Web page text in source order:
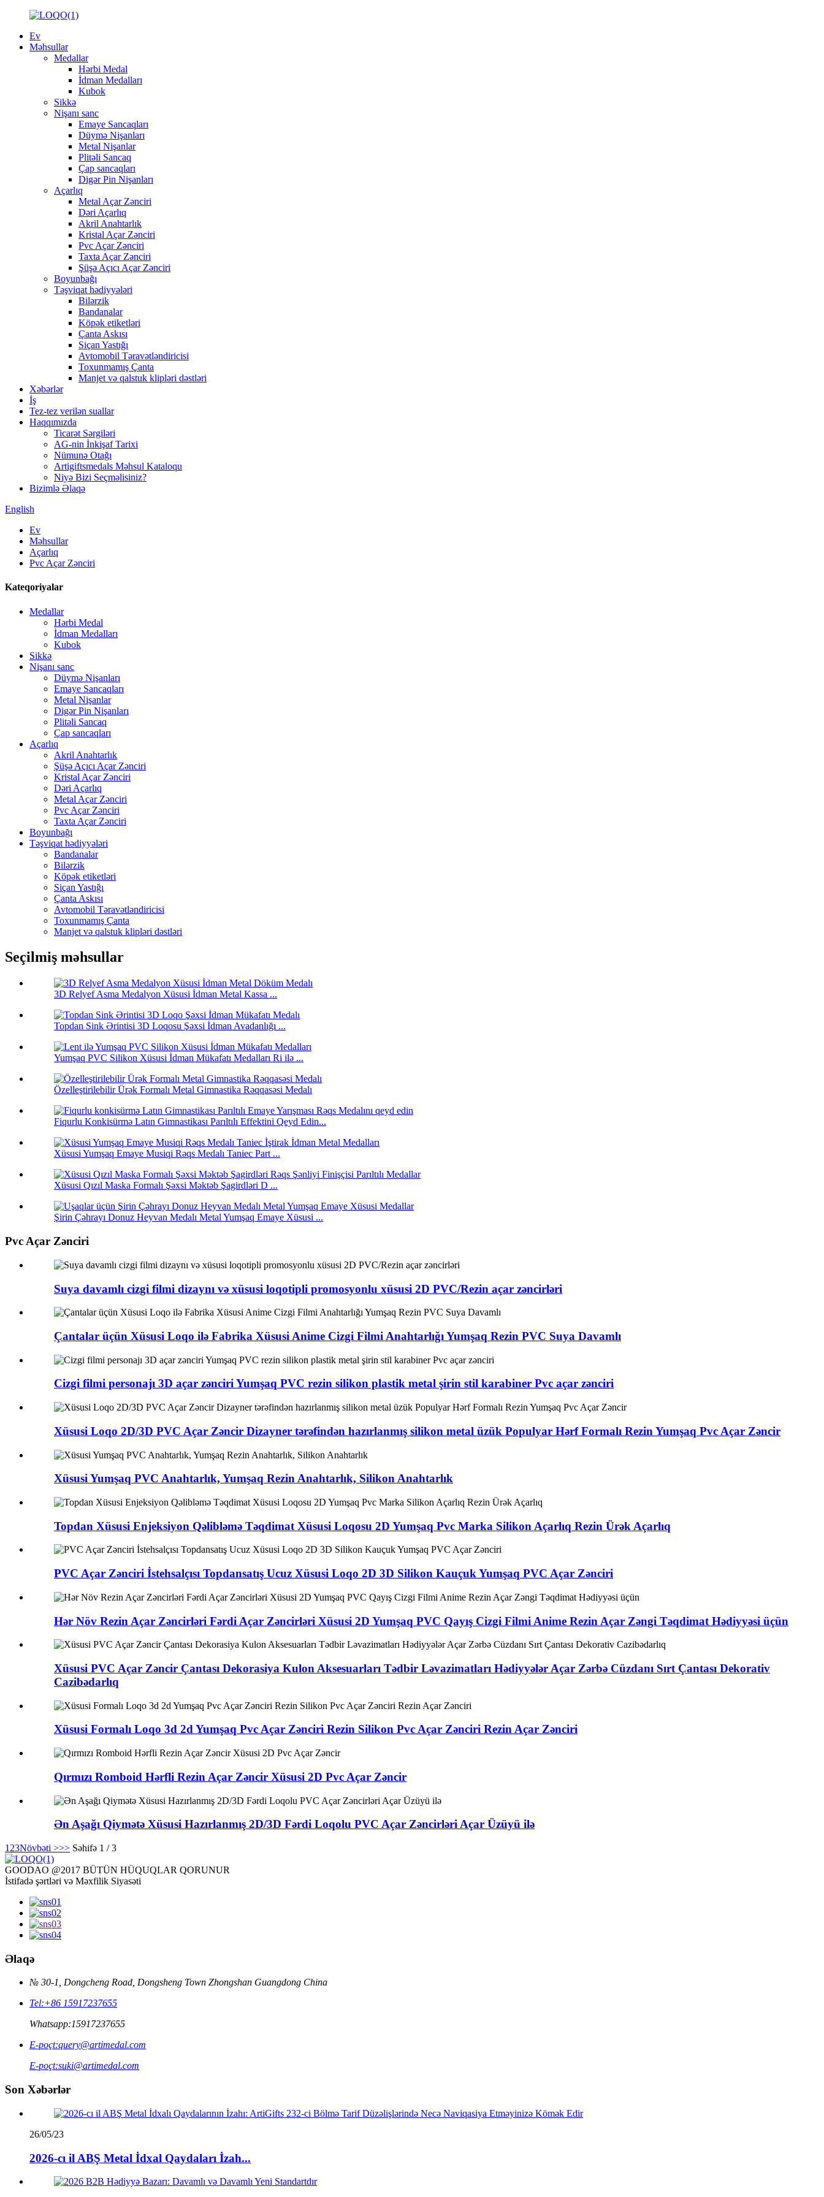
Ev
Məhsullar
Medallar
Hərbi Medal
İdman Medalları
Kubok
Sikkə
Nişanı sanc
Emaye Sancaqları
Düymə Nişanları
Metal Nişanlar
Plitəli Sancaq
Çap sancaqları
Digər Pin Nişanları
Açarlıq
Metal Açar Zənciri
Dəri Açarlıq
Akril Anahtarlık
Kristal Açar Zənciri
Pvc Açar Zənciri
Taxta Açar Zənciri
Şüşə Açıcı Açar Zənciri
Boyunbağı
Təşviqat hədiyyələri
Bilərzik
Bandanalar
Köpək etiketləri
Çanta Askısı
Siçan Yastığı
Avtomobil Təravətləndiricisi
Toxunmamış Çanta
Manjet və qalstuk klipləri dəstləri
Xəbərlər
İş
Tez-tez verilən suallar
Haqqımızda
Ticarət Sərgiləri
AG-nin İnkişaf Tarixi
Nümunə Otağı
Artigiftsmedals Məhsul Kataloqu
Niyə Bizi Seçməlisiniz?
Bizimlə Əlaqə
English
Ev
Məhsullar
Açarlıq
Pvc Açar Zənciri
Kateqoriyalar
Medallar
Hərbi Medal
İdman Medalları
Kubok
Sikkə
Nişanı sanc
Düymə Nişanları
Emaye Sancaqları
Metal Nişanlar
Digər Pin Nişanları
Plitəli Sancaq
Çap sancaqları
Açarlıq
Akril Anahtarlık
Şüşə Açıcı Açar Zənciri
Kristal Açar Zənciri
Dəri Açarlıq
Metal Açar Zənciri
Pvc Açar Zənciri
Taxta Açar Zənciri
Boyunbağı
Təşviqat hədiyyələri
Bandanalar
Bilərzik
Köpək etiketləri
Siçan Yastığı
Çanta Askısı
Avtomobil Təravətləndiricisi
Toxunmamış Çanta
Manjet və qalstuk klipləri dəstləri
Seçilmiş məhsullar
3D Relyef Asma Medalyon Xüsusi İdman Metal Kassa ...
Topdan Sink Ərintisi 3D Loqosu Şəxsi İdman Avadanlığı ...
Yumşaq PVC Silikon Xüsusi İdman Mükafatı Medalları Ri ilə ...
Özelleştirilebilir Ürək Formalı Metal Gimnastika Rəqqasəsi Medalı
Fiqurlu Konkisürmə Latın Gimnastikası Parıltılı Effektini Qeyd Edin...
Xüsusi Yumşaq Emaye Musiqi Rəqs Medalı Taniec Part ...
Xüsusi Qızıl Maska Formalı Şəxsi Məktəb Şagirdləri D ...
Şirin Çəhrayı Donuz Heyvan Medalı Metal Yumşaq Emaye Xüsusi ...
Pvc Açar Zənciri
Suya davamlı cizgi filmi dizaynı və xüsusi loqotipli promosyonlu xüsusi 2D PVC/Rezin açar zəncirləri
Çantalar üçün Xüsusi Loqo ilə Fabrika Xüsusi Anime Cizgi Filmi Anahtarlığı Yumşaq Rezin PVC Suya Davamlı
Cizgi filmi personajı 3D açar zənciri Yumşaq PVC rezin silikon plastik metal şirin stil karabiner Pvc açar zənciri
Xüsusi Loqo 2D/3D PVC Açar Zəncir Dizayner tərəfindən hazırlanmış silikon metal üzük Populyar Hərf Formalı Rezin Yumşaq Pvc Açar Zəncir
Xüsusi Yumşaq PVC Anahtarlık, Yumşaq Rezin Anahtarlık, Silikon Anahtarlık
Topdan Xüsusi Enjeksiyon Qəlibləmə Təqdimat Xüsusi Loqosu 2D Yumşaq Pvc Marka Silikon Açarlıq Rezin Ürək Açarlıq
PVC Açar Zənciri İstehsalçısı Topdansatış Ucuz Xüsusi Loqo 2D 3D Silikon Kauçuk Yumşaq PVC Açar Zənciri
Hər Növ Rezin Açar Zəncirləri Fərdi Açar Zəncirləri Xüsusi 2D Yumşaq PVC Qayış Cizgi Filmi Anime Rezin Açar Zəngi Təqdimat Hədiyyəsi üçün
Xüsusi PVC Açar Zəncir Çantası Dekorasiya Kulon Aksesuarları Tədbir Ləvazimatları Hədiyyələr Açar Zərbə Cüzdanı Sırt Çantası Dekorativ
Cazibədarlıq
Xüsusi Formalı Loqo 3d 2d Yumşaq Pvc Açar Zənciri Rezin Silikon Pvc Açar Zənciri Rezin Açar Zənciri
Qırmızı Romboid Hərfli Rezin Açar Zəncir Xüsusi 2D Pvc Açar Zəncir
Ən Aşağı Qiymətə Xüsusi Hazırlanmış 2D/3D Fərdi Loqolu PVC Açar Zəncirləri Açar Üzüyü ilə
1 23Növbəti >>> Səhifə 1 / 3
GOODAO @2017 BÜTÜN HÜQUQLAR QORUNUR
İstifadə şərtləri və Məxfilik Siyasəti
Əlaqə
№ 30-1, Dongcheng Road, Dongsheng Town Zhongshan Guangdong China
Tel:+86 15917237655
Whatsapp:15917237655
E-poçt:query@artimedal.com
E-poçt:suki@artimedal.com
Son Xəbərlər
26/05/23
2026-cı il ABŞ Metal İdxal Qaydaları İzah...